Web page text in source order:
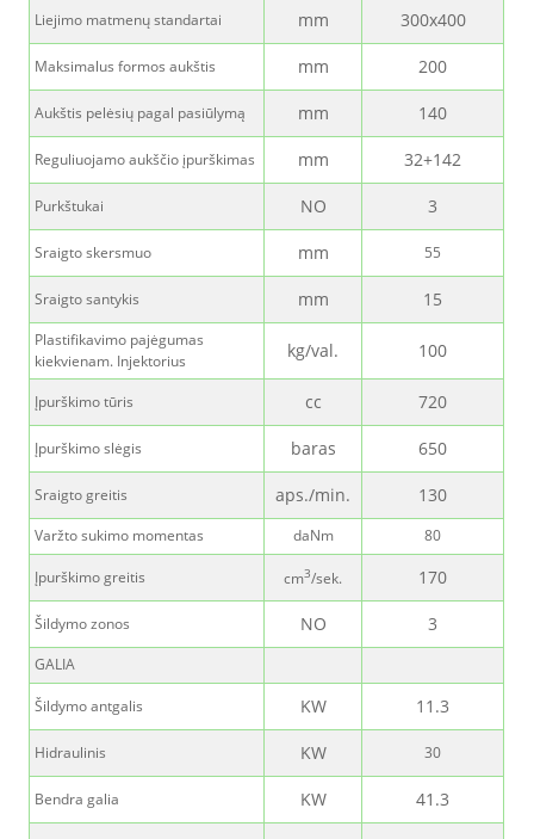
Liejimo matmenų standartai mm 300x400
Maksimalus formos aukštis mm 200
Aukštis pelėsių pagal pasiūlymą mm 140
Reguliuojamo aukščio įpurškimas mm 32+142
Purkštukai NO 3
Sraigto skersmuo mm 55
Sraigto santykis mm 15
Plastifikavimo pajėgumas
kiekvienam. Injektorius
kg/val. 100
Įpurškimo tūris cc 720
Įpurškimo slėgis baras 650
Sraigto greitis aps./min. 130
Varžto sukimo momentas daNm 80
Įpurškimo greitis cm3/sek. 170
Šildymo zonos NO 3
GALIA
Šildymo antgalis KW 11.3
Hidraulinis KW 30
Bendra galia KW 41.3